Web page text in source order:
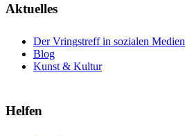
Aktuelles
Der Vringstreff in sozialen Medien
Blog
Kunst & Kultur
Helfen